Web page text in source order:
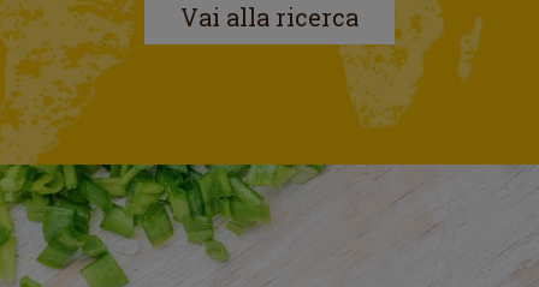
Vai alla ricerca